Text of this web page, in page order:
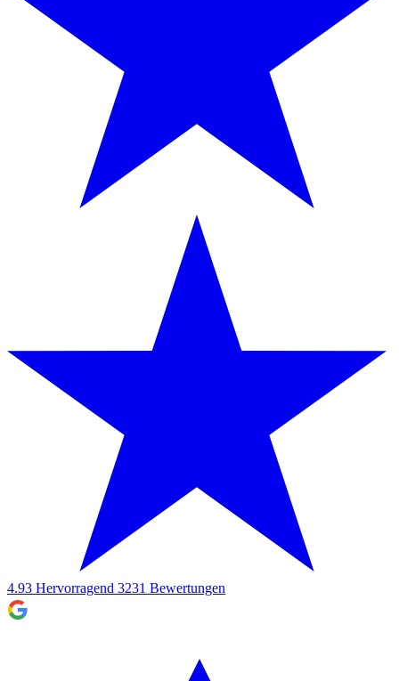
4.93 Hervorragend 3231 Bewertungen